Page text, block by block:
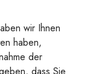
wir Ihnen
haben,
der